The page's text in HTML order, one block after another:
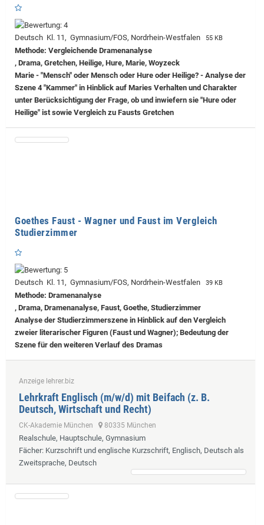
Deutsch Kl. 11, Gymnasium/FOS, Nordrhein-Westfalen 55 KB
Methode: Vergleichende Dramenanalyse
, Drama, Gretchen, Heilige, Hure, Marie, Woyzeck
Marie - "Mensch" oder Mensch oder Hure oder Heilige? - Analyse der
Szene 4 "Kammer" in Hinblick auf Maries Verhalten und Charakter
unter Berücksichtigung der Frage, ob und inwiefern sie "Hure oder
Heilige" ist sowie Vergleich zu Fausts Gretchen
Goethes Faust - Wagner und Faust im Vergleich
Studierzimmer
Deutsch Kl. 11, Gymnasium/FOS, Nordrhein-Westfalen 39 KB
Methode: Dramenanalyse
, Drama, Dramenanalyse, Faust, Goethe, Studierzimmer
Analyse der Studierzimmerszene in Hinblick auf den Vergleich
zweier literarischer Figuren (Faust und Wagner); Bedeutung der
Szene für den weiteren Verlauf des Dramas
Anzeige lehrer.biz
Lehrkraft Englisch (m/w/d) mit Beifach (z. B.
Deutsch, Wirtschaft und Recht)
CK-Akademie München 80335 München
Realschule, Hauptschule, Gymnasium
Fächer: Kurzschrift und englische Kurzschrift, Englisch, Deutsch als
Zweitsprache, Deutsch